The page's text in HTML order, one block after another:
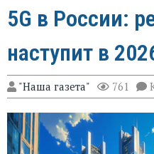
5G в России:
наступит в
"Наша газета" 761